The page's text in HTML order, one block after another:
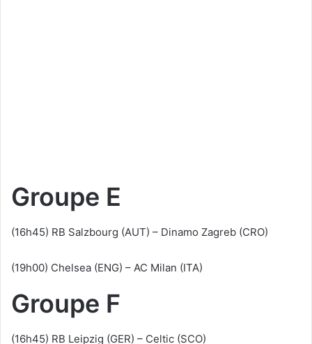
Groupe E
(16h45) RB Salzbourg (AUT) – Dinamo Zagreb (CRO)
(19h00) Chelsea (ENG) – AC Milan (ITA)
Groupe F
(16h45) RB Leipzig (GER) – Celtic (SCO)